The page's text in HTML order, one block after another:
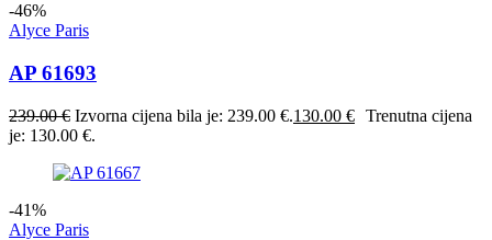
-46%
Alyce Paris
AP 61693
239.00€ Izvorna cijena bila je: 239.00 €.130.00 € Trenutna cijena
je: 130.00 €.
-41%
Alyce Paris